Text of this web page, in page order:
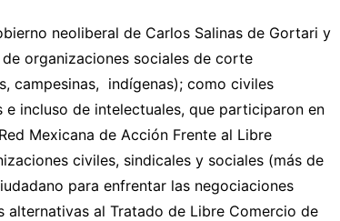
neoliberal de Carlos Salinas de Gortari y
organizaciones sociales de corte
campesinas, indígenas); como civiles
incluso de intelectuales, que participaron en
Mexicana de Acción Frente al Libre
civiles, sindicales y sociales (más de
para enfrentar las negociaciones
al Tratado de Libre Comercio de